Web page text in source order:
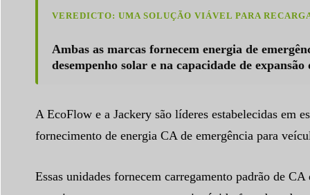
VEREDICTO: UMA SOLUÇÃO VIÁVEL PARA
Ambas as marcas fornecem energia de
desempenho solar e na capacidade de expansão
A EcoFlow e a Jackery são líderes estabelecidas em
fornecimento de energia CA de emergência para
Essas unidades fornecem carregamento padrão de